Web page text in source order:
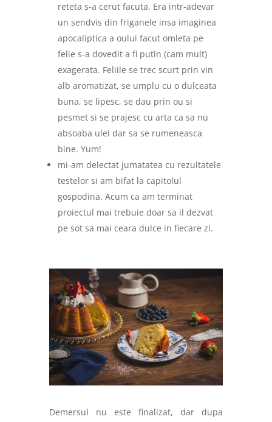
reteta s-a cerut facuta. Era intr-adevar
un sendvis din friganele insa imaginea
apocaliptica a oului facut omleta pe
felie s-a dovedit a fi putin (cam mult)
exagerata. Feliile se trec scurt prin vin
alb aromatizat, se umplu cu o dulceata
buna, se lipesc, se dau prin ou si
pesmet si se prajesc cu arta ca sa nu
absoaba ulei dar sa se rumeneasca
bine. Yum!
mi-am delectat jumatatea cu rezultatele
testelor si am bifat la capitolul
gospodina. Acum ca am terminat
proiectul mai trebuie doar sa il dezvat
pe sot sa mai ceara dulce in fiecare zi.
Demersul nu este finalizat, dar dupa